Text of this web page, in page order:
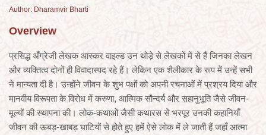
Author: Dharamvir Bharti
Overview
प्रसिद्ध अँग्रेजी लेखक आस्कर वाइल्ड उन थोड़े से लेखकों में से हैं जिनका लेखन
और व्यक्तित्व दोनों ही विवादास्पद रहे हैं। लेकिन एक शैलीकार के रूप में उन्हें सभी
ने मान्यता दी है। उन्होंने जीवन के शुभ पक्षों को अपनी रचनाओं में प्रश्रय दिया और
मानवीय विरूपता के विरोध में करुणा, आत्मिक सौन्दर्य और सहानुभूति जैसे जीवन-
मूल्यों की स्थापना की। लोक-कथाओं जैसी कथारस से भरपूर उनकी कहानियाँ
जीवन की ऊबड़-खाबड़ घाटियों से होते हुए हमें ऐसे लोक में ले जाती हैं जहाँ आत्मा